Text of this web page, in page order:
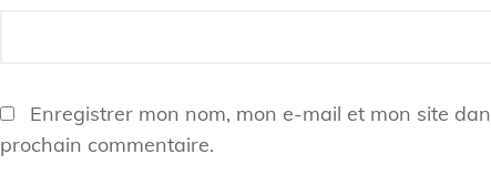
Enregistrer mon nom, mon e-mail et mon site
prochain commentaire.